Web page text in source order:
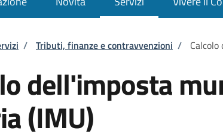
di pane
/ Tributi, finanze e contravvenzioni /
dell'imposta
(IMU)